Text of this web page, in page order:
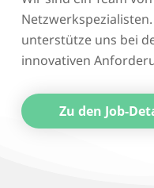
Netzwerkspezialisten.
unterstütze uns bei
innovativen
Zu den Job-